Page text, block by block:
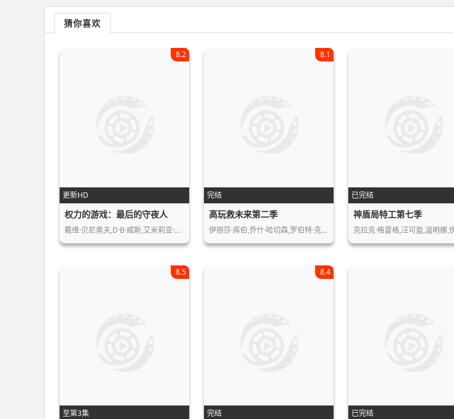
猜你喜欢
更新HD
8.2
权力的游戏：最后的守夜人
戴维·贝尼奥夫,D·B·威斯,艾米莉亚·…
完结
8.1
高玩救未来第二季
伊丽莎·库伯,乔什·哈切森,罗伯特·克…
已完结
神盾局特工第七季
至第3集
8.5
完结
8.4
已完结